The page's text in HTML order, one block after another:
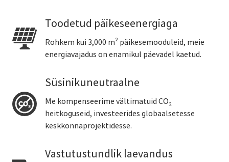
Toodetud päikeseenergiaga
Rohkem kui 3,000 m² päikesemooduleid, meie
energiavajadus on enamikul päevadel kaetud.
Süsinikuneutraalne
Me kompenseerime vältimatuid CO₂
heitkoguseid, investeerides globaalsetesse
keskkonnaprojektidesse.
Vastutustundlik laevandus